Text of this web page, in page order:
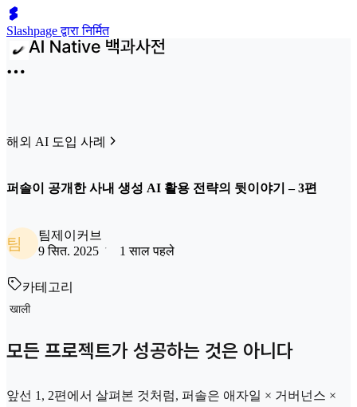
Slashpage द्वारा निर्मित
해외 AI 도입 사례
퍼솔이 공개한 사내 생성 AI 활용 전략의 뒷이야기 – 3편
팀
팀제이커브
9 सित. 2025
1 साल पहले
카테고리
खाली
모든 프로젝트가 성공하는 것은 아니다
앞선 1, 2편에서 살펴본 것처럼, 퍼솔은 애자일 × 거버넌스 ×